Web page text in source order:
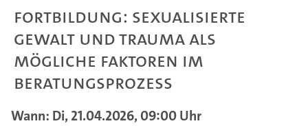
Fortbildung: Sexualisierte
Gewalt und Trauma als
mögliche Faktoren im
Beratungsprozess
Wann: Di, 21.04.2026, 09:00 Uhr